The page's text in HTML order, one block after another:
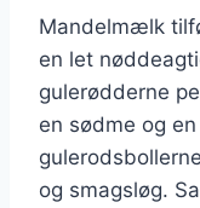
Mandelmælk
en let
gulerødderne
en sødme og
og smagsløg.